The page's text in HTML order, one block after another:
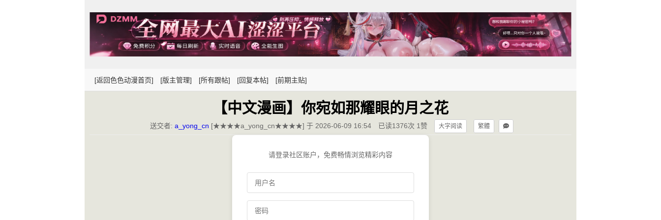
[返回色色动漫首页] [版主管理] [所有跟帖] [回复本帖] [前期主贴]
【中文漫画】你宛如那耀眼的月之花
送交者: a_yong_cn [★★★★a_yong_cn★★★★] 于 2026-06-09 16:54 已读1376次 1赞 大字阅读 繁體
请登录社区账户，免费畅情浏览精彩内容